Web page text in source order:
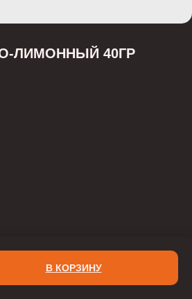
ЛИМОННЫЙ 40ГР
В КОРЗИНУ